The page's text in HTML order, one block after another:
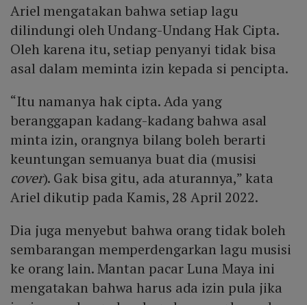
Ariel mengatakan bahwa setiap lagu
dilindungi oleh Undang-Undang Hak Cipta.
Oleh karena itu, setiap penyanyi tidak bisa
asal dalam meminta izin kepada si pencipta.
“Itu namanya hak cipta. Ada yang
beranggapan kadang-kadang bahwa asal
minta izin, orangnya bilang boleh berarti
keuntungan semuanya buat dia (musisi
cover). Gak bisa gitu, ada aturannya,” kata
Ariel dikutip pada Kamis, 28 April 2022.
Dia juga menyebut bahwa orang tidak boleh
sembarangan memperdengarkan lagu musisi
ke orang lain. Mantan pacar Luna Maya ini
mengatakan bahwa harus ada izin pula jika